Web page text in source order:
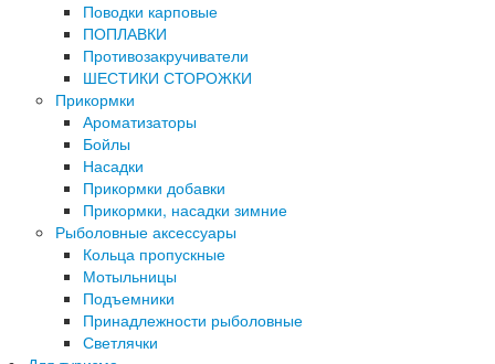
Поводки карповые
ПОПЛАВКИ
Противозакручиватели
ШЕСТИКИ СТОРОЖКИ
Прикормки
Ароматизаторы
Бойлы
Насадки
Прикормки добавки
Прикормки, насадки зимние
Рыболовные аксессуары
Кольца пропускные
Мотыльницы
Подъемники
Принадлежности рыболовные
Светлячки